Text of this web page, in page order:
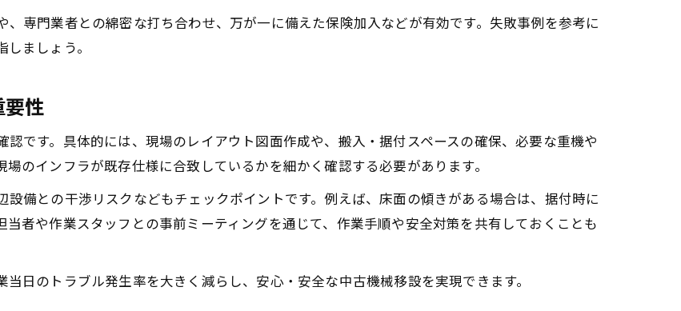
中古機械移設前の工場内環境チェック方法
工場スタッフと機械移設業者の連携ポイント
機械移設準備で押さえるべき安全対策
中古機械の状況に応じた準備手順の具体例
専門業者との綿密な打ち合わせ、万が一に備えた保険加入などが有効です。失敗事例を参考に
ましょう。
性
です。具体的には、現場のレイアウト図面作成や、搬入・据付スペースの確保、必要な重機や
のインフラが既存仕様に合致しているかを細かく確認する必要があります。
備との干渉リスクなどもチェックポイントです。例えば、床面の傾きがある場合は、据付時に
者や作業スタッフとの事前ミーティングを通じて、作業手順や安全対策を共有しておくことも
日のトラブル発生率を大きく減らし、安心・安全な中古機械移設を実現できます。